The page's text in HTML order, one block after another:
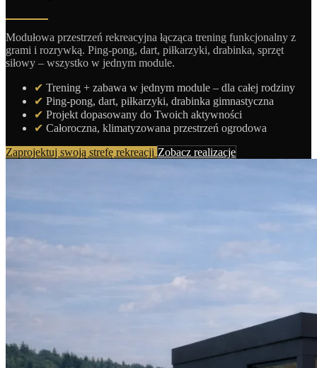
Modułowa przestrzeń rekreacyjna łącząca trening funkcjonalny z
grami i rozrywką. Ping-pong, dart, piłkarzyki, drabinka, sprzęt
siłowy – wszystko w jednym module.
✔ Trening + zabawa w jednym module – dla całej rodziny
✔ Ping-pong, dart, piłkarzyki, drabinka gimnastyczna
✔ Projekt dopasowany do Twoich aktywności
✔ Całoroczna, klimatyzowana przestrzeń ogrodowa
Zaprojektuj swoją strefę rekreacji Zobacz realizacje